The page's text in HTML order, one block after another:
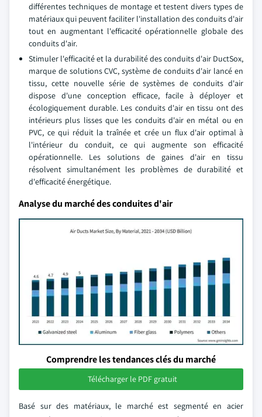
différentes techniques de montage et testent divers types de
matériaux qui peuvent faciliter l'installation des conduits d'air
tout en augmentant l'efficacité opérationnelle globale des
conduits d'air.
Stimuler l'efficacité et la durabilité des conduits d'air DuctSox,
marque de solutions CVC, système de conduits d'air lancé en
tissu, cette nouvelle série de systèmes de conduits d'air
dispose d'une conception efficace, facile à déployer et
écologiquement durable. Les conduits d'air en tissu ont des
intérieurs plus lisses que les conduits d'air en métal ou en
PVC, ce qui réduit la traînée et crée un flux d'air optimal à
l'intérieur du conduit, ce qui augmente son efficacité
opérationnelle. Les solutions de gaines d'air en tissu
résolvent simultanément les problèmes de durabilité et
d'efficacité énergétique.
Analyse du marché des conduites d'air
Comprendre les tendances clés du marché
Télécharger le PDF gratuit
Basé sur des matériaux, le marché est segmenté en acier